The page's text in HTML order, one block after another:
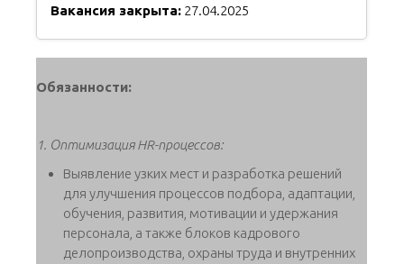
Вакансия закрыта: 27.04.2025
Обязанности:
1. Оптимизация HR-процессов:
Выявление узких мест и разработка решений
для улучшения процессов подбора, адаптации,
обучения, развития, мотивации и удержания
персонала, а также блоков кадрового
делопроизводства, охраны труда и внутренних